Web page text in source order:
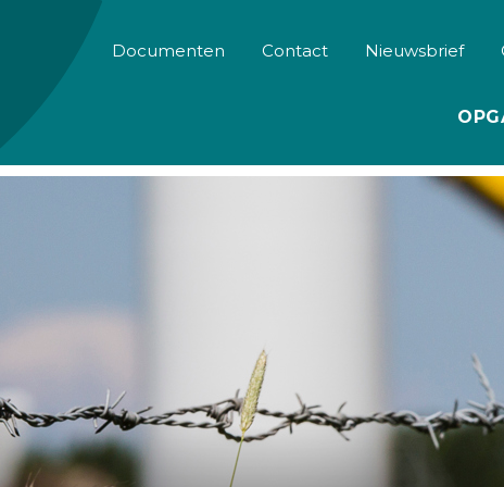
Documenten Contact Nieuwsbrief